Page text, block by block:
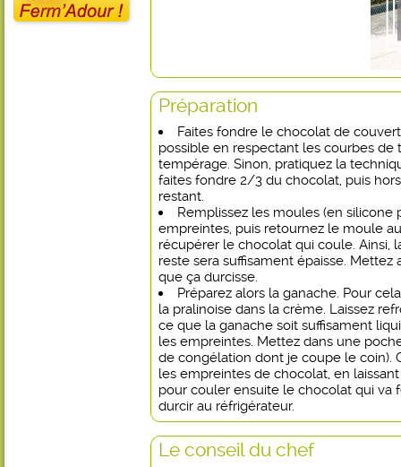
Préparation
Faites fondre le chocolat de
possible en respectant les courbes
tempérage. Sinon, pratiquez la
faites fondre 2/3 du chocolat, puis
restant.
Remplissez les moules (en silicone
empreintes, puis retournez le moule
récupérer le chocolat qui coule. Ainsi,
reste sera suffisament épaisse.
que ça durcisse.
Préparez alors la ganache. Pour
la pralinoise dans la crème. Laissez
ce que la ganache soit suffisament
les empreintes. Mettez dans une
de congélation dont je coupe le coin).
les empreintes de chocolat, en
pour couler ensuite le chocolat qui va
durcir au réfrigérateur.
Le conseil du chef